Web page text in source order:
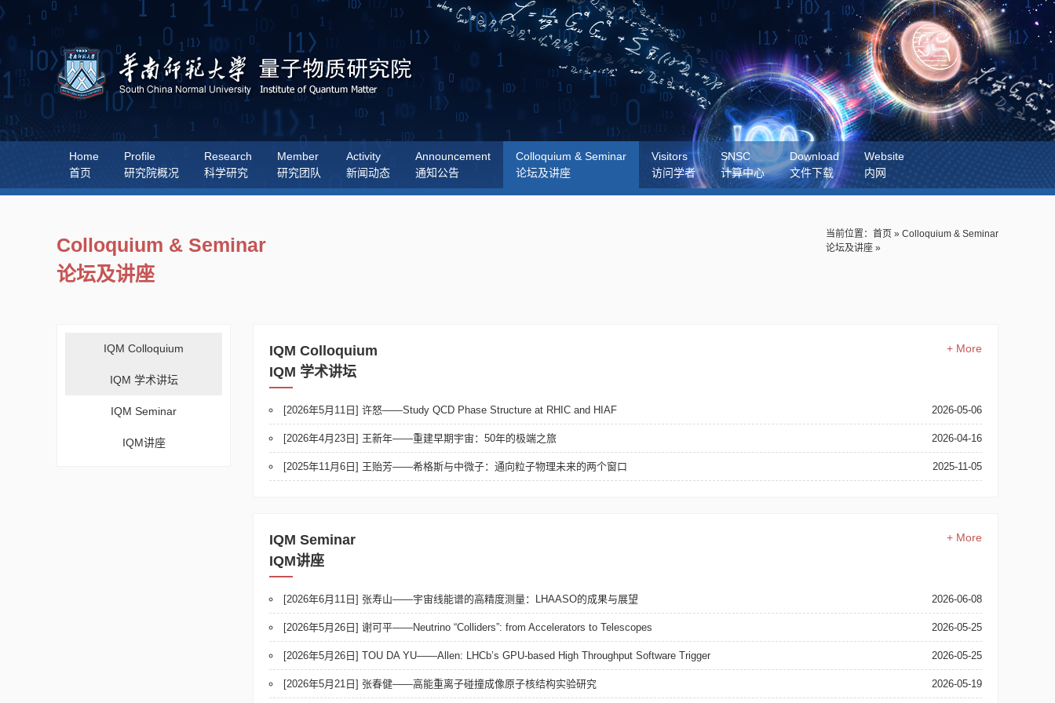
Home
首页
Profile
研究院概况
Research
科学研究
Member
研究团队
Activity
新闻动态
Announcement
通知公告
Colloquium & Seminar
论坛及讲座
Visitors
访问学者
SNSC
计算中心
Download
文件下载
Website
内网
当前位置： 首页 » Colloquium & Seminar
论坛及讲座 »
Colloquium & Seminar
论坛及讲座
IQM Colloquium
IQM 学术讲坛
IQM Seminar
IQM讲座
IQM Colloquium
IQM 学术讲坛
+ More
2026-05-06
[2026年5月11日] 许怒——Study QCD Phase Structure at RHIC and HIAF
2026-04-16
[2026年4月23日] 王新年——重建早期宇宙：50年的极端之旅
2025-11-05
[2025年11月6日] 王贻芳——希格斯与中微子：通向粒子物理未来的两个窗口
IQM Seminar
IQM讲座
+ More
2026-06-08
[2026年6月11日] 张寿山——宇宙线能谱的高精度测量：LHAASO的成果与展望
2026-05-25
[2026年5月26日] 谢可平——Neutrino “Colliders”: from Accelerators to Telescopes
2026-05-25
[2026年5月26日] TOU DA YU——Allen: LHCb’s GPU-based High Throughput Software Trigger
2026-05-19
[2026年5月21日] 张春健——高能重离子碰撞成像原子核结构实验研究